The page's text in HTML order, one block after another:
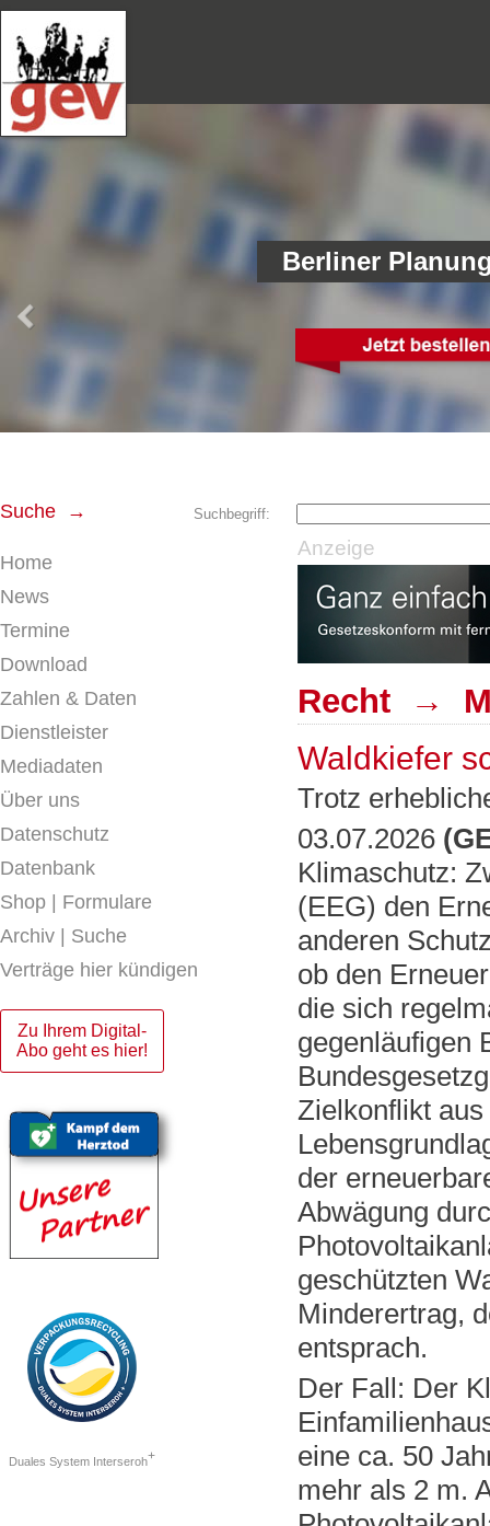
Suche → Suchbegriff:
Home
News
Termine
Download
Zahlen & Daten
Dienstleister
Mediadaten
Über uns
Datenschutz
Datenbank
Shop | Formulare
Archiv | Suche
Verträge hier kündigen
Zu Ihrem Digital-
Abo geht es hier!
Duales System Interseroh+
Anzeige
Recht →
Waldkiefer
Trotz
03.07.2026
Klimaschutz:
(EEG) den
anderen
ob den
die sich
gegenläufigen
Zielkonflikt
der
Abwägung
geschützten
Minderertrag,
entsprach.
Der Fall: Der
eine ca. 50
mehr als 2 m.
Berliner